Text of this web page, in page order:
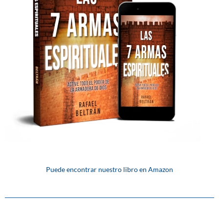
Puede encontrar nuestro libro en Amazon